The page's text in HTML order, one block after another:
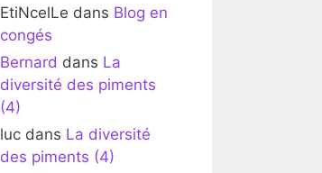
EtiNcelLe dans Blog en
congés
Bernard dans La
diversité des piments
(4)
luc dans La diversité
des piments (4)